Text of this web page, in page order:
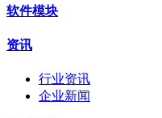
软件模块
资讯
行业资讯
企业新闻